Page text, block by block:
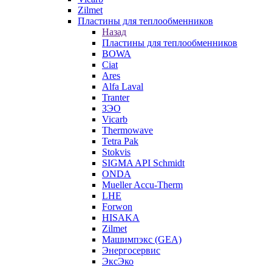
Zilmet
Пластины для теплообменников
Назад
Пластины для теплообменников
BOWA
Ciat
Ares
Alfa Laval
Tranter
ЗЭО
Vicarb
Thermowave
Tetra Pak
Stokvis
SIGMA API Schmidt
ONDA
Mueller Accu-Therm
LHE
Forwon
HISAKA
Zilmet
Машимпэкс (GEA)
Энергосервис
ЭксЭко